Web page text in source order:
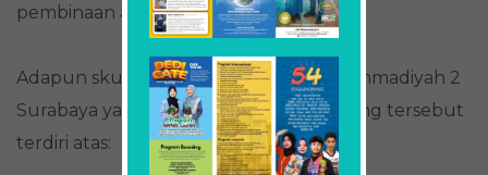
pembinaan atlet.
Adapun skuad tim floorball SMA Muhammadiyah 2
Surabaya yang turut berlaga dalam ajang tersebut
terdiri atas: